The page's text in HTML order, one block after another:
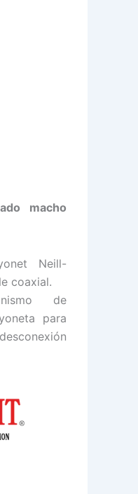
macho
Neill-
coaxial.
de
para